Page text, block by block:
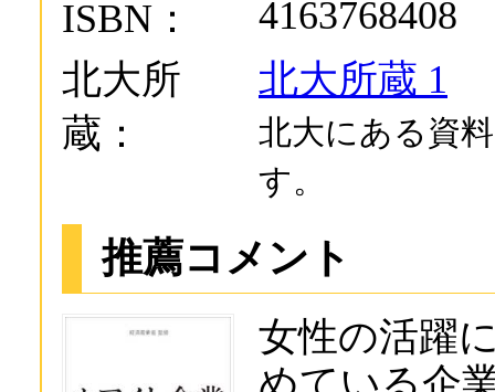
ISBN：
4163768408
北大所
蔵：
北大所蔵 1
北大にある資
す。
推薦コメント
女性の活躍
めている企